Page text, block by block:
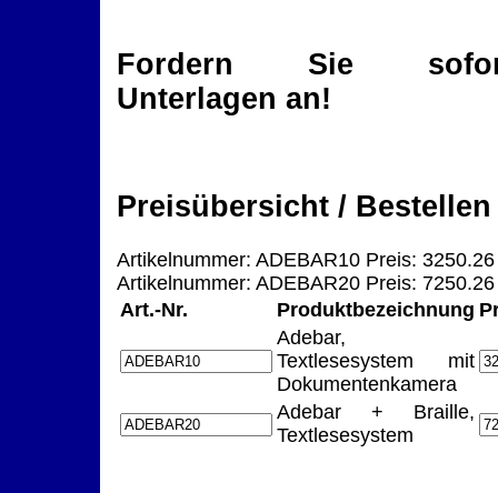
Fordern Sie
Unterlagen an!
Preisübersicht / Bestellen
Artikelnummer: ADEBAR10 Preis:
Artikelnummer: ADEBAR20 Preis:
Art.-Nr.
Produktbezeichnung
Adebar,
Textlesesystem mit
Dokumentenkamera
Adebar + Braille,
Textlesesystem